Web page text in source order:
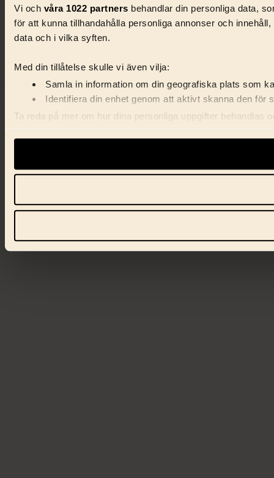
Vi och våra 1022 partners behandlar din personliga data,
för att kunna tillhandahålla personliga annonser och
data och i vilka syften.
Med din tillåtelse skulle vi även vilja:
Samla in information om din geografiska plats som
Identifiera din enhet genom att aktivt skanna den för
Ta reda på mer om hur dina personliga uppgifter behandlas